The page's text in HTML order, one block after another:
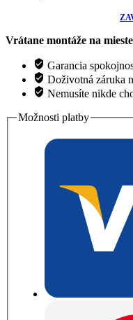
Vrátane montáže na
Garancia
Doživotná záruka
Nemusíte nikde
Možnosti platby